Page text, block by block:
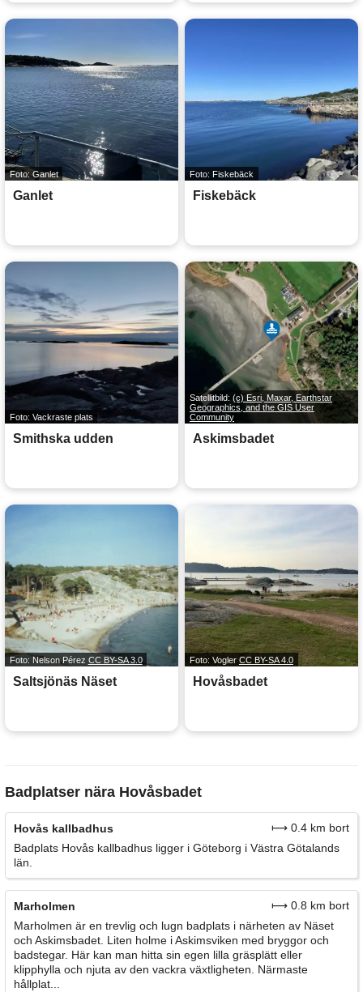
Foto: Ganlet
Ganlet
Foto: Fiskebäck
Fiskebäck
Foto: Vackraste plats
Smithska udden
Satellitbild: (c) Esri, Maxar, Earthstar
Geographics, and the GIS User
Community
Askimsbadet
Foto: Nelson Pérez CC BY-SA 3.0
Saltsjönäs Näset
Foto: Vogler CC BY-SA 4.0
Hovåsbadet
Badplatser nära Hovåsbadet
Hovås kallbadhus
⟼ 0.4 km bort
Badplats Hovås kallbadhus ligger i Göteborg i Västra Götalands
län.
Marholmen
⟼ 0.8 km bort
Marholmen är en trevlig och lugn badplats i närheten av Näset
och Askimsbadet. Liten holme i Askimsviken med bryggor och
badstegar. Här kan man hitta sin egen lilla gräsplätt eller
klipphylla och njuta av den vackra växtligheten. Närmaste
hållplat...